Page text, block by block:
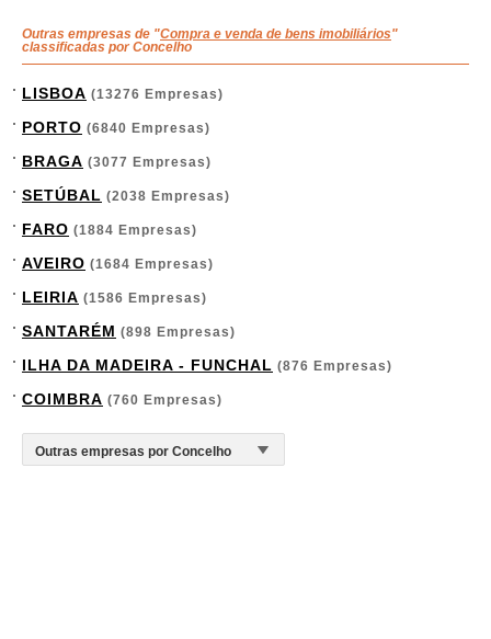
Outras empresas de "Compra e venda de bens imobiliários"
classificadas por Concelho
LISBOA (13276 Empresas)
PORTO (6840 Empresas)
BRAGA (3077 Empresas)
SETÚBAL (2038 Empresas)
FARO (1884 Empresas)
AVEIRO (1684 Empresas)
LEIRIA (1586 Empresas)
SANTARÉM (898 Empresas)
ILHA DA MADEIRA - FUNCHAL (876 Empresas)
COIMBRA (760 Empresas)